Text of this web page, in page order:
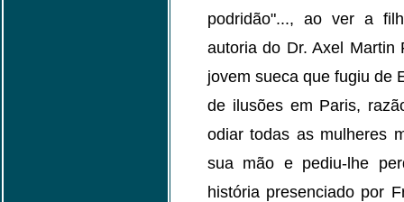
podridão"..., ao ver a
autoria do Dr. Axel Martin
jovem sueca que fugiu de
de ilusões em Paris,
odiar todas as mulheres
sua mão e pediu-lhe
história presenciado por